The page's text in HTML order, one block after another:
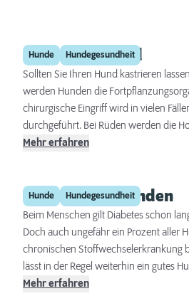
Hunde Hundegesundheit
Kastration Hund
Sollten Sie Ihren Hund kastrieren
werden Hunden die
chirurgische Eingriff wird in vielen
durchgeführt. Bei Rüden werden die
Hündinnen werden die Eierstöcke,
die verschiedenen Arten der
Nachteile informiert.
Mehr erfahren
Hunde Hundegesundheit
Diabetes bei Hunden
Beim Menschen gilt Diabetes schon
Doch auch ungefähr ein Prozent aller
chronischen Stoffwechselerkrankung
lässt in der Regel weiterhin ein gutes
zu – allerdings brauchen erkrankte
Mehr erfahren